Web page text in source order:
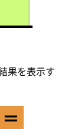
果を表示す